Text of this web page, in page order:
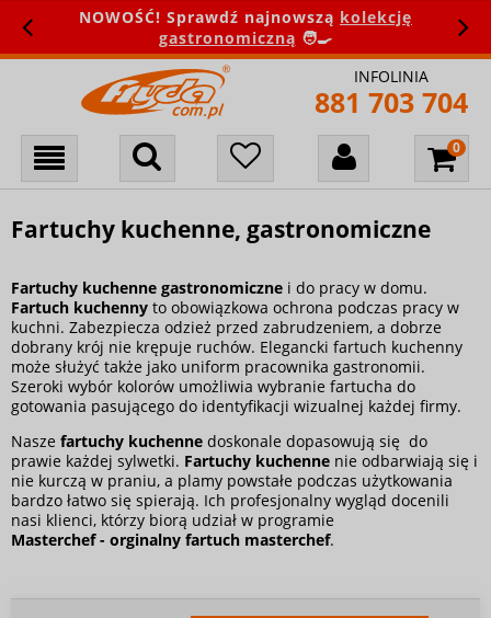
NOWOŚĆ! Sprawdź najnowszą kolekcję
gastronomiczną 🧑‍🍳
INFOLINIA
881 703 704
Fartuchy kuchenne, gastronomiczne
Fartuchy kuchenne gastronomiczne i do pracy w domu.
Fartuch kuchenny to obowiązkowa ochrona podczas pracy w
kuchni. Zabezpiecza odzież przed zabrudzeniem, a dobrze
dobrany krój nie krępuje ruchów. Elegancki fartuch kuchenny
może służyć także jako uniform pracownika gastronomii.
Szeroki wybór kolorów umożliwia wybranie fartucha do
gotowania pasującego do identyfikacji wizualnej każdej firmy.
Nasze fartuchy kuchenne doskonale dopasowują się do
prawie każdej sylwetki. Fartuchy kuchenne nie odbarwiają się i
nie kurczą w praniu, a plamy powstałe podczas użytkowania
bardzo łatwo się spierają. Ich profesjonalny wygląd docenili
nasi klienci, którzy biorą udział w programie
Masterchef- orginalny fartuch masterchef.